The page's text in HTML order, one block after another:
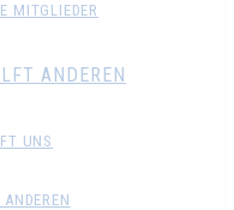
MITGLIEDER
ANDEREN
UNS